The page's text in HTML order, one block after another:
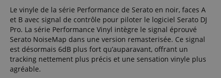
Le vinyle de la série Performance de Serato en noir, faces A
et B avec signal de contrôle pour piloter le logiciel Serato DJ
Pro. La série Performance Vinyl intègre le signal éprouvé
Serato NoiseMap dans une version remasterisée. Ce signal
est désormais 6dB plus fort qu’auparavant, offrant un
tracking nettement plus précis et une sensation vinyle plus
agréable.